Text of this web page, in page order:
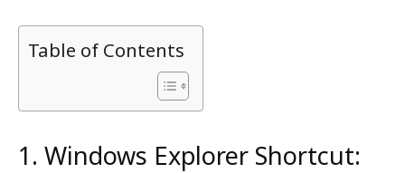
Table of Contents
1. Windows Explorer Shortcut: